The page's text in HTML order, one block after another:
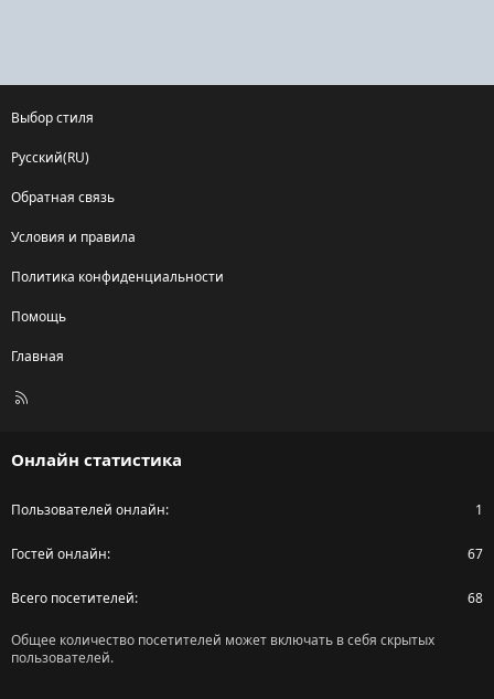
Выбор стиля
Русский(RU)
Обратная связь
Условия и правила
Политика конфиденциальности
Помощь
Главная
R
Онлайн статистика
Пользователей онлайн 1
Гостей онлайн 67
Всего посетителей 68
Общее количество посетителей может включать в себя скрытых
пользователей.